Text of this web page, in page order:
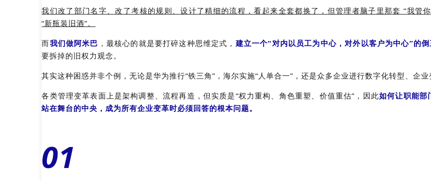
我们改了部门名字、改了考核的规则、设计了精细的流程，看起来全套都换了，但管理者脑子里那套 “我
“新瓶装旧酒”。
而我们做阿米巴 ，最核心的就是要打碎这种思维定式， 建立一个“对内以员工为中心，对外以客户为中心”的倒
要拆掉的旧权力观念。
其实这种困惑并非个例，无论是华为推行“铁三角”，海尔实施“人单合一”，还是众多企业进行数字化转型、企
各类管理变革表面上是架构调整、流程再造，但实质是“权力重构、角色重塑、价值重估”，因此如何让职能部
站在舞台的中央 ，成为所有企业变革时必须回答的根本问题。
01